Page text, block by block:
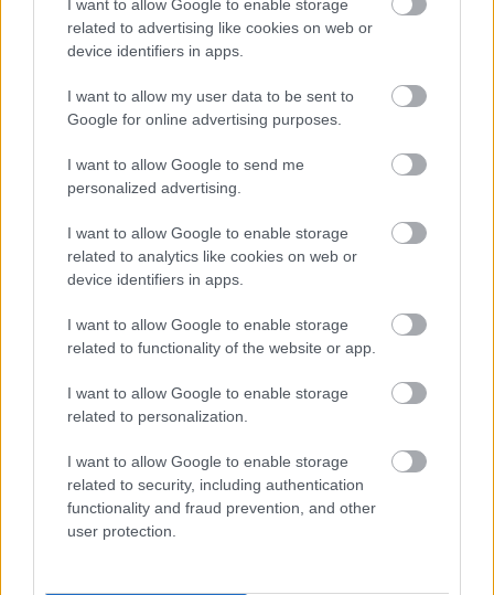
I want to allow Google to enable storage
related to advertising like cookies on web or
device identifiers in apps.
I want to allow my user data to be sent to
Google for online advertising purposes.
I want to allow Google to send me
personalized advertising.
I want to allow Google to enable storage
related to analytics like cookies on web or
device identifiers in apps.
I want to allow Google to enable storage
related to functionality of the website or app.
I want to allow Google to enable storage
related to personalization.
I want to allow Google to enable storage
related to security, including authentication
functionality and fraud prevention, and other
user protection.
Γνωριμίας
Βαθμολογήθηκε με0από 5
Στον κύκλο συντονίζονται όλοι στον απλό ρυθμό κάποιων
χτυπήματα στα
Ο κύκλος των συστάσεων
Γνωριμίας
Στεκόμαστε όλοι σε έναν κύκλο και δεξιόστροφα αρχίζει ο
καθένας και λέει το όνομα του κάνοντας μία κίνηση. Ο επόμενος
Ο χορός του καπέλου
Υλικά Χάρτινο καπέλο Τα Λυκόπουλα φορούν με τη σειρά ένα
καπέλο από χαρτόνι. Όποιος το φοράει, λέει το όνομα του
Οι εντολές
Βαθμολογήθηκε με